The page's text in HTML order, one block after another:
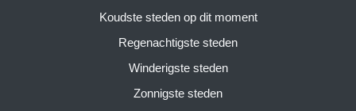
Koudste steden op dit moment
Regenachtigste steden
Winderigste steden
Zonnigste steden